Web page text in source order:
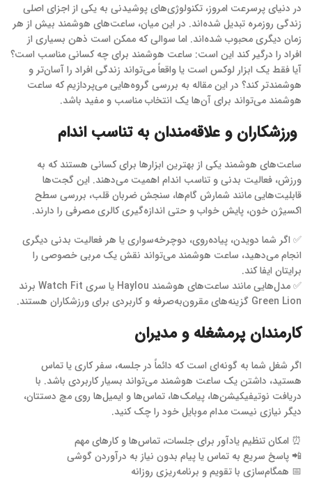
در دنیای پرسرعت امروز، تکنولوژی‌های پوشیدنی به یکی از اجزای اصلی
زندگی روزمره تبدیل شده‌اند. در این میان، ساعت‌های هوشمند بیش از هر
زمان دیگری محبوب شده‌اند. اما سوالی که ممکن است ذهن بسیاری از
افراد را درگیر کند این است: ساعت هوشمند برای چه کسانی مناسب است؟
آیا فقط یک ابزار لوکس است یا واقعاً می‌تواند زندگی افراد را آسان‌تر و
هوشمندتر کند؟ در این مقاله به بررسی گروه‌هایی می‌پردازیم که ساعت
هوشمند می‌تواند برای آن‌ها یک انتخاب مناسب و مفید باشد.
ورزشکاران و علاقه‌مندان به تناسب اندام
ساعت‌های هوشمند یکی از بهترین ابزارها برای کسانی هستند که به
ورزش، فعالیت بدنی و تناسب اندام اهمیت می‌دهند. این گجت‌ها
قابلیت‌هایی مانند شمارش گام‌ها، سنجش ضربان قلب، بررسی سطح
اکسیژن خون، پایش خواب و حتی اندازه‌گیری کالری مصرفی را دارند.
✅ اگر شما دویدن، پیاده‌روی، دوچرخه‌سواری یا هر فعالیت بدنی دیگری
انجام می‌دهید، ساعت هوشمند می‌تواند نقش یک مربی خصوصی را
برایتان ایفا کند.
✅ مدل‌هایی مانند ساعت‌های هوشمند Haylou یا سری Watch Fit برند
Green Lion گزینه‌های مقرون‌به‌صرفه و کاربردی برای ورزشکاران هستند.
کارمندان پرمشغله و مدیران
اگر شغل شما به گونه‌ای است که دائماً در جلسه، سفر کاری یا تماس
هستید، داشتن یک ساعت هوشمند می‌تواند بسیار کاربردی باشد. با
دریافت نوتیفیکیشن‌ها، پیامک‌ها، تماس‌ها و ایمیل‌ها روی مچ دستتان،
دیگر نیازی نیست مدام موبایل خود را چک کنید.
⏰ امکان تنظیم یادآور برای جلسات، تماس‌ها و کارهای مهم
📲 پاسخ سریع به تماس یا پیام بدون نیاز به درآوردن گوشی
📅 همگام‌سازی با تقویم و برنامه‌ریزی روزانه